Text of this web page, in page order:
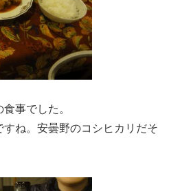
事でした。
ね。安曇野のコシヒカリだそ